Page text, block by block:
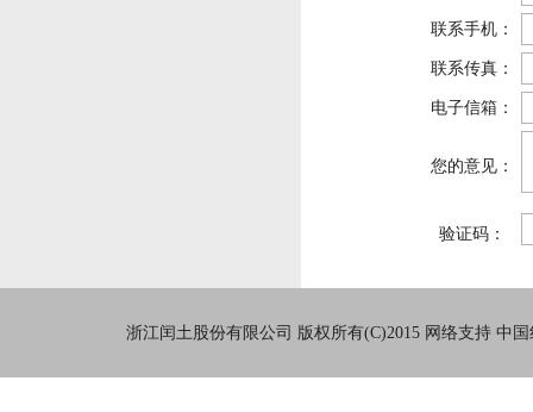
联系手机：
联系传真：
电子信箱：
您的意见：
验证码：
浙江闰土股份有限公司 版权所有(C)2015 网络支持 中